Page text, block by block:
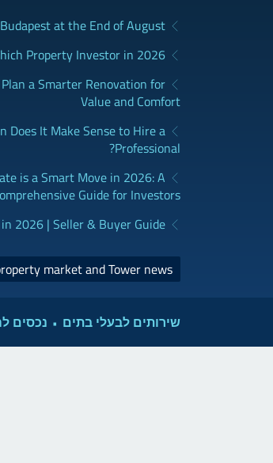
at the End of August
Property Investor in 2026?
a Smarter Renovation for
Value and Comfort
Does It Make Sense to Hire a
Professional?
is a Smart Move in 2026: A
Guide for Investors
2026 | Seller & Buyer Guide
market and Tower news >
שירותים לבעלי בתים נכסים